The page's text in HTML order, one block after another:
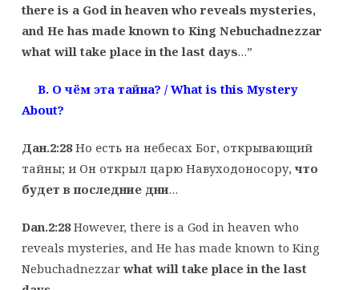
there is a God in heaven who reveals mysteries,
and He has made known to King Nebuchadnezzar
what will take place in the last days…”
B. О чёмэта тайна? / What is this Mystery
About?
Дан.2:28Но есть на небесах Бог, открывающий
тайны; и Он открыл царю Навуходоносору, что
будет в последние дни…
Dan.2:28However, there is a God in heaven who
reveals mysteries, and He has made known to King
Nebuchadnezzar what will take place in the last